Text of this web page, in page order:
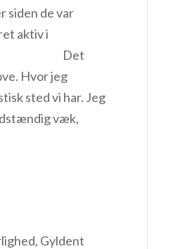
siden de var
aktiv i
aften. Det
Hvor jeg
sted vi har. Jeg
væk,
Gyldent